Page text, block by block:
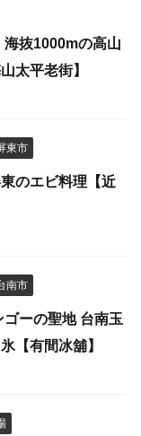
海抜1000mの高山
太平老街】
東市
のエビ料理【近
南市
ーの聖地 台南玉
【有間冰舖】